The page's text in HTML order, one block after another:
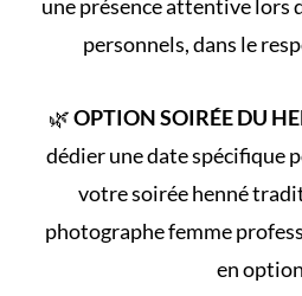
une présence attentive lors
personnels, dans le
🌿OPTION SOIRÉE DU
dédier une date spécifique
votresoirée henné
photographe femme
en